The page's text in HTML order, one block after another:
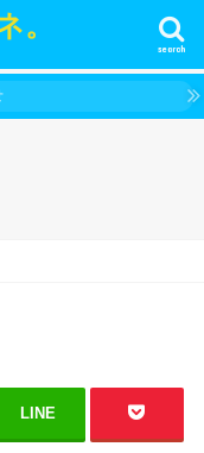
search
LINE